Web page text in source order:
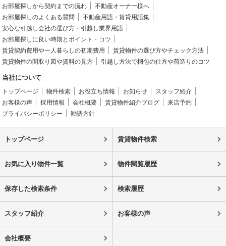
お部屋探しから契約までの流れ
不動産オーナー様へ
お部屋探しのよくある質問
不動産用語・賃貸用語集
安心な引越し会社の選び方・引越し業界用語
お部屋探しに良い時期とポイント・コツ
賃貸契約費用や一人暮らしの初期費用
賃貸物件の選び方やチェック方法
賃貸物件の間取り図や資料の見方
引越し方法で梱包の仕方や荷造りのコツ
当社について
トップページ 物件検索 お役立ち情報 お知らせ
スタッフ紹介
お客様の声
採用情報 会社概要 賃貸物件紹介ブログ
来店予約
プライバシーポリシー
勧誘方針
トップページ 賃貸物件検索
お気に入り物件一覧 物件閲覧履歴
保存した検索条件 検索履歴
スタッフ紹介 お客様の声
会社概要